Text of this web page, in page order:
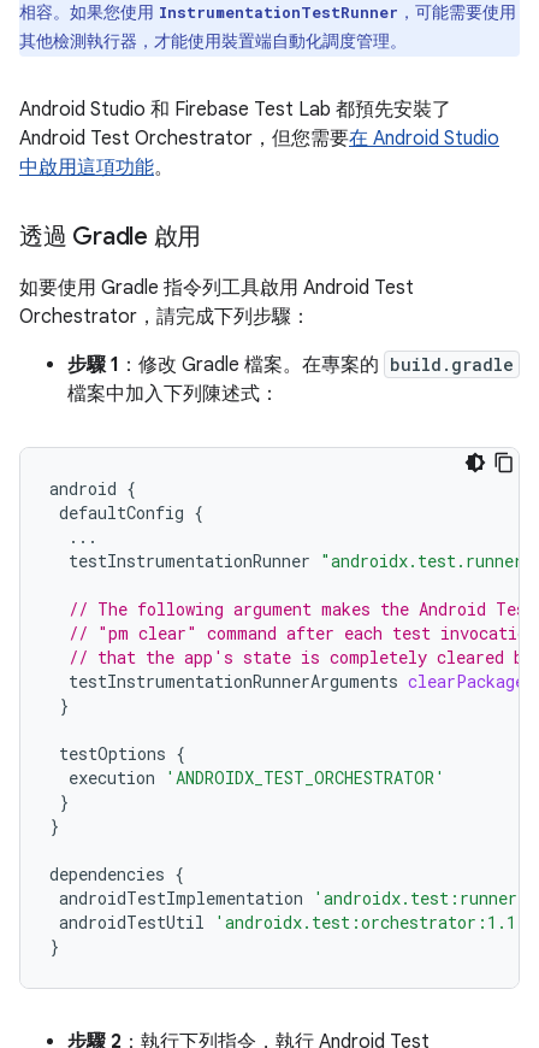
相容。如果您使用 InstrumentationTestRunner ，可能需要使用
其他檢測執行器，才能使用裝置端自動化調度管理。
Android Studio 和 Firebase Test Lab 都預先安裝了
Android Test Orchestrator，但您需要在 Android Studio
中啟用這項功能。
透過 Gradle 啟用
如要使用 Gradle 指令列工具啟用 Android Test
Orchestrator，請完成下列步驟：
步驟 1 ：修改 Gradle 檔案。在專案的 build.gradle
檔案中加入下列陳述式：
android {
defaultConfig {
...
testInstrumentationRunner
// The following argument makes the Android
// "pm clear" command after each test invocation.
// that the app's state is completely cleared
testInstrumentationRunnerArguments
}
testOptions {
execution
'ANDROIDX_TEST_ORCHESTRATOR'
}
}
dependencies {
androidTestImplementation
androidTestUtil
}
步驟 2 ：執行下列指令，執行 Android Test